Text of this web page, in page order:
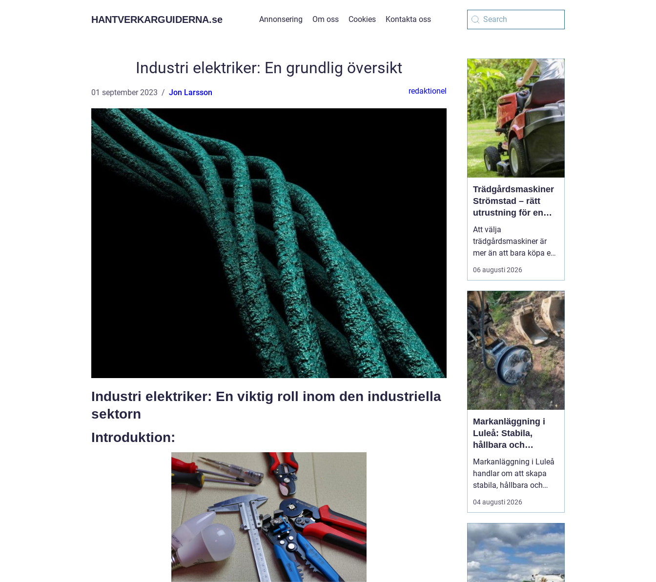
HANTVERKARGUIDERNA.se Annonsering Om oss Cookies Kontakta oss
Industri elektriker: En grundlig översikt
01 september 2023 Jon Larsson redaktionel
Industri elektriker: En viktig roll inom den industriella
sektorn
Introduktion:
Trädgårdsmaskiner
Strömstad – rätt
utrustning för en
effektiv och hållbar
trädgård
Att välja
trädgårdsmaskiner är
mer än att bara köpa en
gräsklippare eller en
trimmer. För den som
med kustklimat,
kuperade tomter och
mycket sten, spelar
lokala förhålland...
06 augusti 2026
Markanläggning i
Luleå: Stabila,
hållbara och
funktionella ytor
Markanläggning i Luleå
handlar om att skapa
stabila, hållbara och
funktionella ytor för
bostäder, vägar,
ledningar i ett klimat
som ställer höga krav på
både planering och ut...
04 augusti 2026